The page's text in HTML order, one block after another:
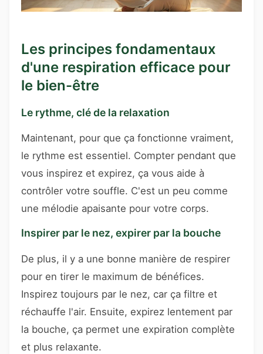
Les principes fondamentaux
d'une respiration efficace pour
le bien-être
Le rythme, clé de la relaxation
Maintenant, pour que ça fonctionne vraiment,
le rythme est essentiel. Compter pendant que
vous inspirez et expirez, ça vous aide à
contrôler votre souffle. C'est un peu comme
une mélodie apaisante pour votre corps.
Inspirer par le nez, expirer par la bouche
De plus, il y a une bonne manière de respirer
pour en tirer le maximum de bénéfices.
Inspirez toujours par le nez, car ça filtre et
réchauffe l'air. Ensuite, expirez lentement par
la bouche, ça permet une expiration complète
et plus relaxante.